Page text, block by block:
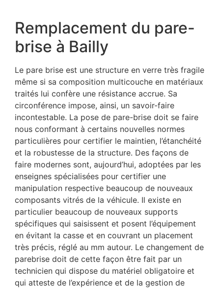
Remplacement du pare-
brise à Bailly
Le pare brise est une structure en verre très fragile
même si sa composition multicouche en matériaux
traités lui confère une résistance accrue. Sa
circonférence impose, ainsi, un savoir-faire
incontestable. La pose de pare-brise doit se faire
nous conformant à certains nouvelles normes
particulières pour certifier le maintien, l’étanchéité
et la robustesse de la structure. Des façons de
faire modernes sont, aujourd’hui, adoptées par les
enseignes spécialisées pour certifier une
manipulation respective beaucoup de nouveaux
composants vitrés de la véhicule. Il existe en
particulier beaucoup de nouveaux supports
spécifiques qui saisissent et posent l’équipement
en évitant la casse et en couvrant un placement
très précis, réglé au mm autour. Le changement de
parebrise doit de cette façon être fait par un
technicien qui dispose du matériel obligatoire et
qui atteste de l’expérience et de la gestion de